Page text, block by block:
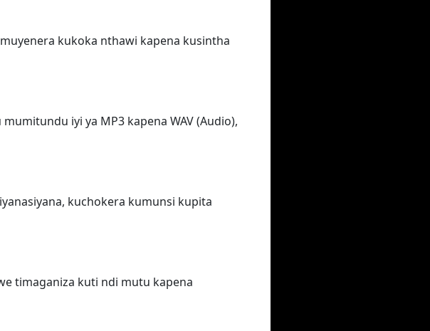
kukoka nthawi kapena kusintha
iyi ya MP3 kapena WAV (Audio),
kuchokera kumunsi kupita
timaganiza kuti ndi mutu kapena